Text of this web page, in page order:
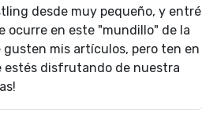
desde muy pequeño, y entré
ocurre en este "mundillo" de la
gusten mis artículos, pero ten en
estés disfrutando de nuestra